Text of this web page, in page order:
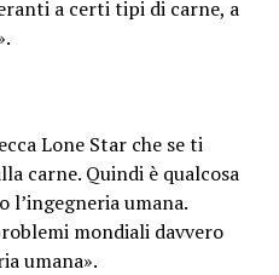
a certi tipi di carne, a
Lone Star che se ti
carne. Quindi è qualcosa
l’ingegneria umana.
mondiali davvero
umana».